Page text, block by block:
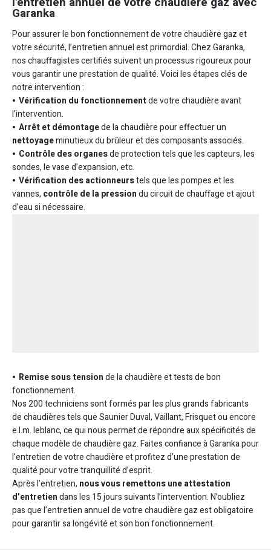
Garanka
Pour assurer le bon fonctionnement de votre chaudière gaz et
votre sécurité, l’entretien annuel est primordial. Chez Garanka,
nos chauffagistes certifiés suivent un processus rigoureux pour
vous garantir une prestation de qualité. Voici les étapes clés de
notre intervention :
Vérification du fonctionnementde votre chaudière avant
l’intervention.
Arrêt et démontagede la chaudière pour effectuer un
nettoyageminutieux du brûleur et des composants associés.
Contrôle des organesde protection tels que les capteurs, les
sondes, le vase d’expansion, etc.
Vérification des actionneurstels que les pompes et les
vannes, contrôle de la pressiondu circuit de chauffage et ajout
d’eau si nécessaire.
Remise sous tensionde la chaudière et tests de bon
fonctionnement.
Nos 200 techniciens sont formés par les plus grands fabricants
de chaudières tels que Saunier Duval, Vaillant, Frisquet ou encore
e.l.m. leblanc, ce qui nous permet de répondre aux spécificités de
chaque modèle de chaudière gaz. Faites confiance à Garanka pour
l’entretien de votre chaudière et profitez d’une prestation de
qualité pour votre tranquillité d’esprit.
Après l’entretien, nous vous remettons une attestation
d’entretiendans les 15 jours suivants l’intervention. N’oubliez
pas que l’entretien annuel de votre chaudière gaz est obligatoire
pour garantir sa longévité et son bon fonctionnement.